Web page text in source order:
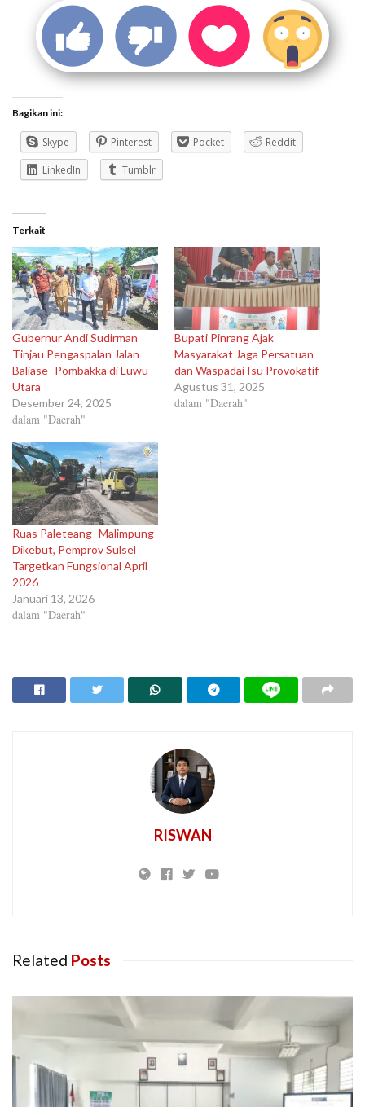
Bagikan ini:
Skype Pinterest Pocket
Reddit
LinkedIn
Tumblr
Terkait
Gubernur Andi Sudirman
Tinjau Pengaspalan Jalan
Baliase–Pombakka di Luwu
Utara
Desember 24, 2025
dalam "Daerah"
Bupati Pinrang Ajak
Masyarakat Jaga Persatuan
dan Waspadai Isu Provokatif
Agustus 31, 2025
dalam "Daerah"
Ruas Paleteang–Malimpung
Dikebut, Pemprov Sulsel
Targetkan Fungsional April
2026
Januari 13, 2026
dalam "Daerah"
RISWAN
Related Posts